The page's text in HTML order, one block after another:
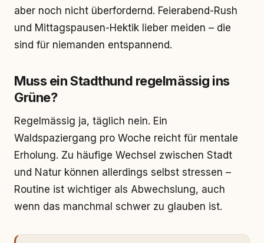
aber noch nicht überfordernd. Feierabend-Rush
und Mittagspausen-Hektik lieber meiden – die
sind für niemanden entspannend.
Muss ein Stadthund regelmässig ins
Grüne?
Regelmässig ja, täglich nein. Ein
Waldspaziergang pro Woche reicht für mentale
Erholung. Zu häufige Wechsel zwischen Stadt
und Natur können allerdings selbst stressen –
Routine ist wichtiger als Abwechslung, auch
wenn das manchmal schwer zu glauben ist.